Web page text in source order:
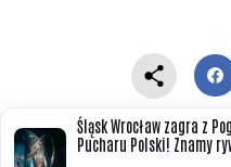
Śląsk Wrocław zagra z
Pucharu Polski! Znamy